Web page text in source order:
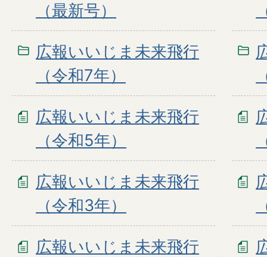
（最新号）
広報いいじま未来飛行
（令和7年）
広報いいじま未来飛行
（令和5年）
広報いいじま未来飛行
（令和3年）
広報いいじま未来飛行